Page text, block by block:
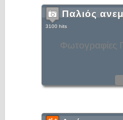
Φωτογραφίες
Παλιός
3100 hits